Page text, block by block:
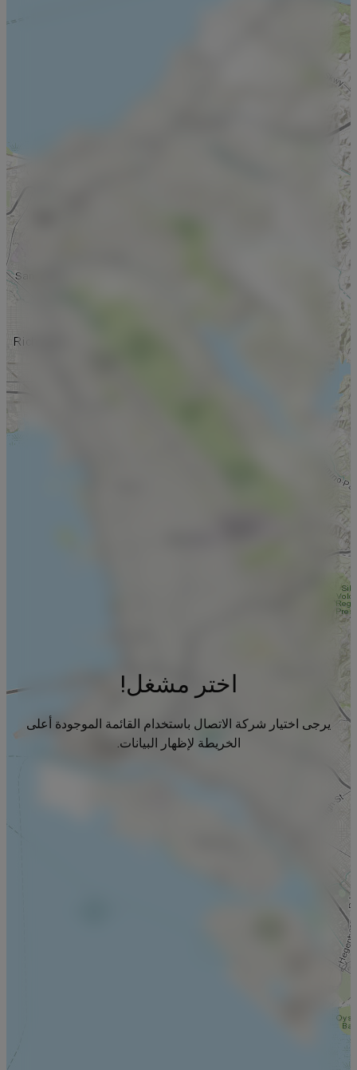
اختر مشغل!
يرجى اختيار شركة الاتصال باستخدام القائمة الموجودة أعلى
الخريطة لإظهار البيانات.